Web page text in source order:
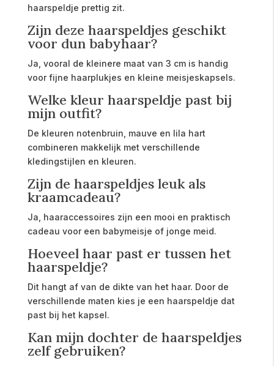
haarspeldje prettig zit.
Zijn deze haarspeldjes geschikt
voor dun babyhaar?
Ja, vooral de kleinere maat van 3 cm is handig
voor fijne haarplukjes en kleine meisjeskapsels.
Welke kleur haarspeldje past bij
mijn outfit?
De kleuren notenbruin, mauve en lila hart
combineren makkelijk met verschillende
kledingstijlen en kleuren.
Zijn de haarspeldjes leuk als
kraamcadeau?
Ja, haaraccessoires zijn een mooi en praktisch
cadeau voor een babymeisje of jonge meid.
Hoeveel haar past er tussen het
haarspeldje?
Dit hangt af van de dikte van het haar. Door de
verschillende maten kies je een haarspeldje dat
past bij het kapsel.
Kan mijn dochter de haarspeldjes
zelf gebruiken?